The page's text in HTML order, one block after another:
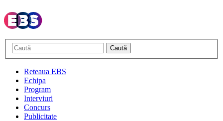
Caută
Reteaua EBS
Echipa
Program
Interviuri
Concurs
Publicitate